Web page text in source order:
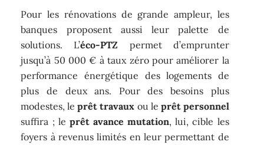
Pour les rénovations de grande ampleur, les
banques proposent aussi leur palette de
solutions. L’éco-PTZ permet d’emprunter
jusqu’à 50 000 € à taux zéro pour améliorer la
performance énergétique des logements de
plus de deux ans. Pour des besoins plus
modestes, leprêt travaux ou le prêt personnel
suffira ; le prêt avance mutation, lui, cible les
foyers à revenus limités en leur permettant de